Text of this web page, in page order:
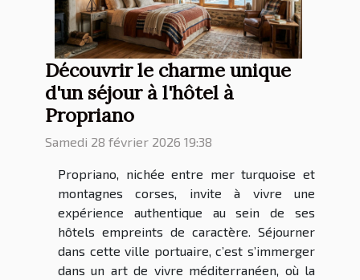
Découvrir le charme unique
d'un séjour à l'hôtel à
Propriano
Samedi 28 février 2026 19:38
Propriano, nichée entre mer turquoise et
montagnes corses, invite à vivre une
expérience authentique au sein de ses
hôtels empreints de caractère. Séjourner
dans cette ville portuaire, c’est s’immerger
dans un art de vivre méditerranéen, où la